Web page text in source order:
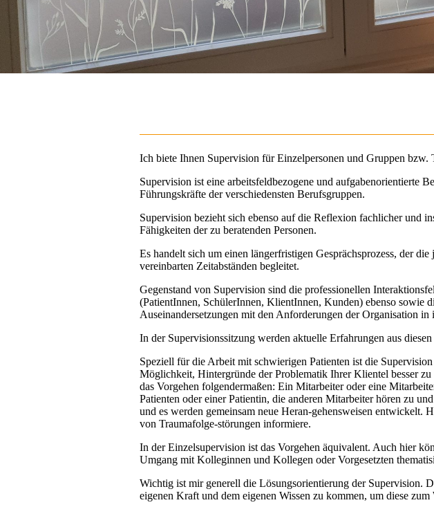
Ich biete Ihnen Supervision für Einzelpersonen und Gruppen bzw.
Supervision ist eine arbeitsfeldbezogene und aufgabenorientierte
Führungskräfte der verschiedensten Berufsgruppen.
Supervision bezieht sich ebenso auf die Reflexion fachlicher und
Fähigkeiten der zu beratenden Personen.
Es handelt sich um einen längerfristigen Gesprächsprozess, der
vereinbarten Zeitabständen begleitet.
Gegenstand von Supervision sind die professionellen
(PatientInnen, SchülerInnen, KlientInnen, Kunden) ebenso sowie
Auseinandersetzungen mit den Anforderungen der Organisation
In der Supervisionssitzung werden aktuelle Erfahrungen aus
Speziell für die Arbeit mit schwierigen Patienten ist die
Möglichkeit, Hintergründe der Problematik Ihrer Klientel besser
das Vorgehen folgendermaßen: Ein Mitarbeiter oder eine
Patienten oder einer Patientin, die anderen Mitarbeiter hören zu
und es werden gemeinsam neue Heran-gehensweisen
von Traumafolge-störungen informiere.
In der Einzelsupervision ist das Vorgehen äquivalent. Auch hier
Umgang mit Kolleginnen und Kollegen oder Vorgesetzten
Wichtig ist mir generell die Lösungsorientierung der Supervision.
eigenen Kraft und dem eigenen Wissen zu kommen, um diese